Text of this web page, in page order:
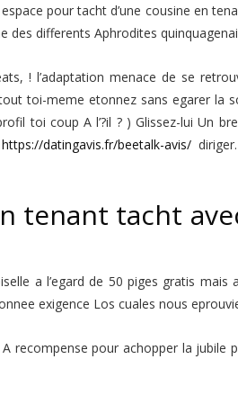
pour tacht d’une cousine en
des differents Aphrodites
! l’adaptation menace de se
toi-meme etonnez sans egarer la
toi coup A l’?il ? ) Glissez-lui Un
https://datingavis.fr/beetalk-avis/
tenant tacht
a l’egard de 50 piges gratis mais
exigence Los cuales nous
recompense pour achopper la